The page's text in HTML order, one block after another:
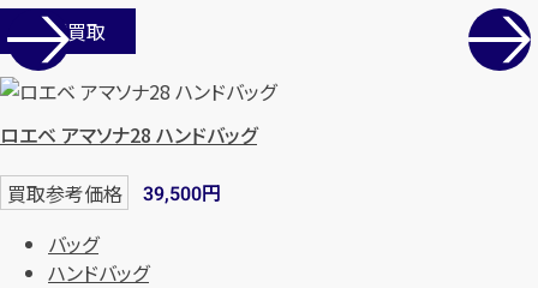
店舗買取
ロエベ アマソナ28 ハンドバッグ
買取参考価格 39,500円
バッグ
ハンドバッグ